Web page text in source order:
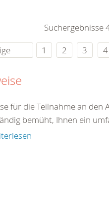
Uhr
Suchergebnisse
1 2 3 4
für die Teilnahme an den
bemüht, Ihnen ein